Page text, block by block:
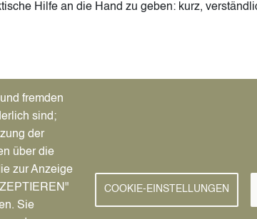
Hilfe an die Hand zu geben: kurz,
fremden
sind;
der
über die
zur Anzeige
Sie
COOKIE-EINSTELLUNGEN